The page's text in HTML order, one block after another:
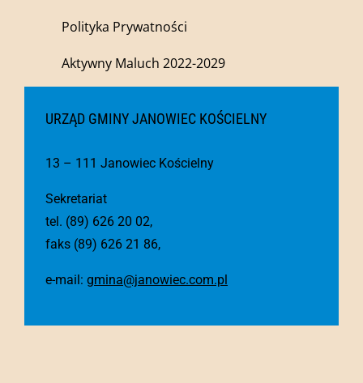
Polityka Prywatności
Aktywny Maluch 2022-2029
URZĄD GMINY JANOWIEC KOŚCIELNY
13 – 111 Janowiec Kościelny
Sekretariat
tel. (89) 626 20 02,
faks (89) 626 21 86,
e-mail: gmina@janowiec.com.pl